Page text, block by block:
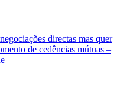
directas mas quer
de cedências mútuas –